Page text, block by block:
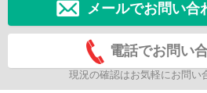
メールでお問い合
電話でお問い
現況の確認はお気軽にお問い